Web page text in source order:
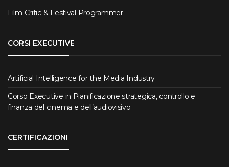
Film Critic & Festival Programmer
CORSI EXECUTIVE
Artificial Intelligence for the Media Industry
Corso Executive in Pianificazione strategica, controllo e
finanza del cinema e dell’audiovisivo
CERTIFICAZIONI